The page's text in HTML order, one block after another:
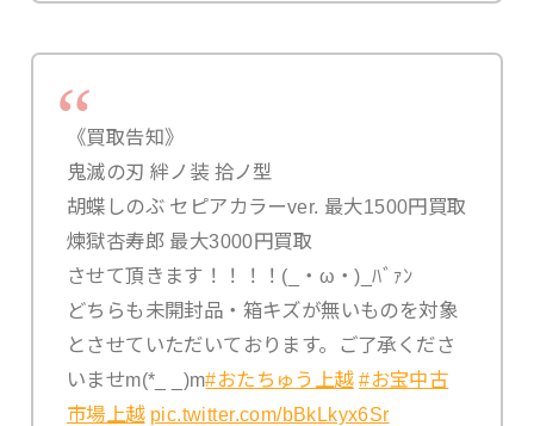
《買取告知》
鬼滅の刃 絆ノ装 拾ノ型
胡蝶しのぶ セピアカラーver. 最大1500円買取
煉獄杏寿郎 最大3000円買取
させて頂きます！！！！(_・ω・)_ﾊﾞｧﾝ
どちらも未開封品・箱キズが無いものを対象
とさせていただいております。ご了承くださ
いませm(*_ _)m#おたちゅう上越 #お宝中古
市場上越 pic.twitter.com/bBkLkyx6Sr